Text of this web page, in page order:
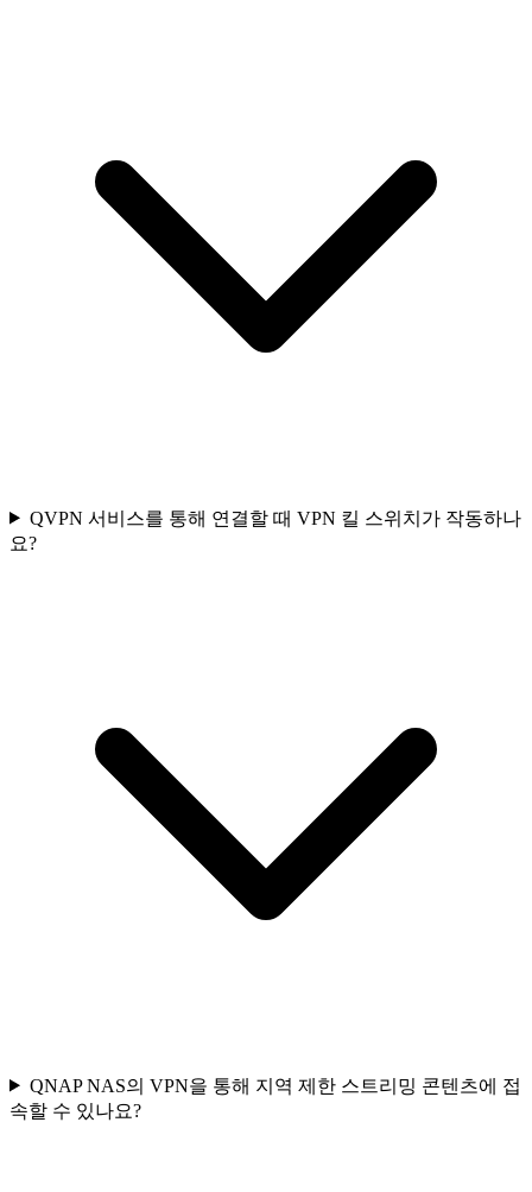
QVPN 서비스를 통해 연결할 때 VPN 킬 스위치가 작동하나
요?
QNAP NAS의 VPN을 통해 지역 제한 스트리밍 콘텐츠에 접
속할 수 있나요?